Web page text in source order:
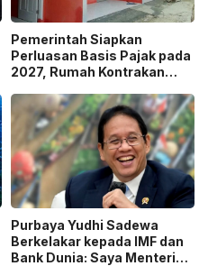
Pemerintah Siapkan
Perluasan Basis Pajak pada
2027, Rumah Kontrakan
Pengawasan!
Purbaya Yudhi Sadewa
Berkelakar kepada IMF dan
Bank Dunia: Saya Menteri